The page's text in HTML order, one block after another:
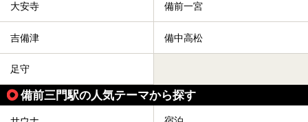
大安寺 備前一宮
吉備津 備中高松
足守
備前三門駅の人気テーマから探す